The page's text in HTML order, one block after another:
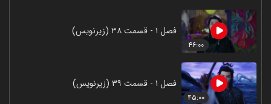
۴۶:۰۰
فصل ۱ - قسمت ۳۸ (زیرنویس)
۴۵:۰۰
فصل ۱ - قسمت ۳۹ (زیرنویس)